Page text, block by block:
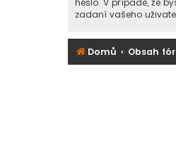
heslo. V případě, že
zadaní vašeho
Domů Obsah